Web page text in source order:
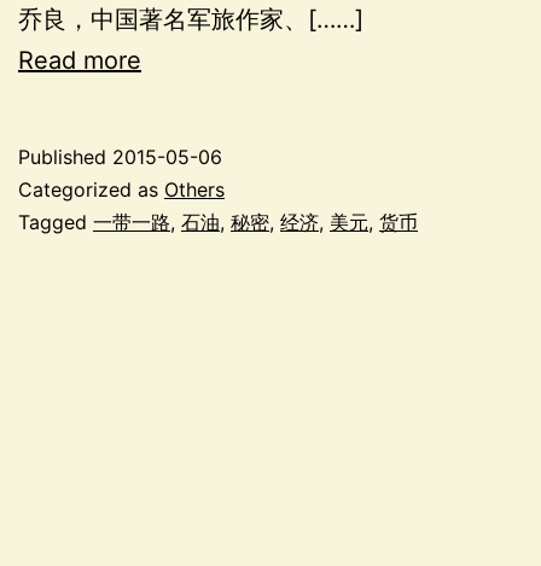
乔良，中国著名军旅作家、[……]
Read more
Published 2015-05-06
Categorized as Others
Tagged 一带一路, 石油, 秘密, 经济, 美元, 货币